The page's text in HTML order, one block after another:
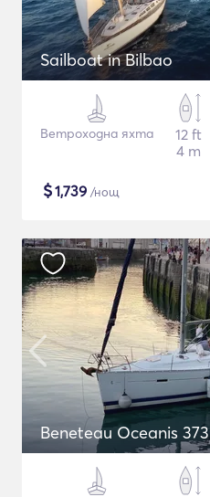
Sailboat in Bilbao
Ветроходна яхта
12 ft
4 m
$1,739 /нощ
Beneteau Oceanis 373